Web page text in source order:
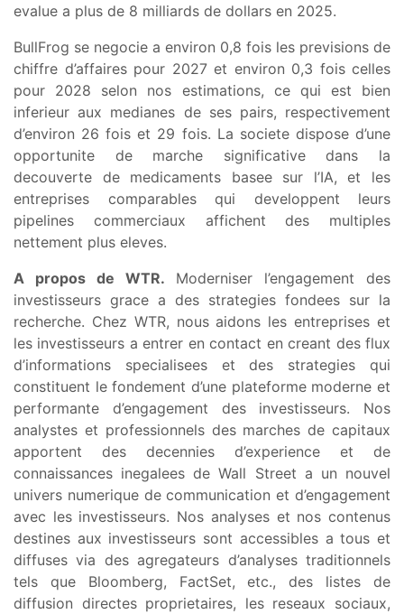
evalue a plus de 8 milliards de dollars en 2025.
BullFrog se negocie a environ 0,8 fois les previsions de
chiffre d’affaires pour 2027 et environ 0,3 fois celles
pour 2028 selon nos estimations, ce qui est bien
inferieur aux medianes de ses pairs, respectivement
d’environ 26 fois et 29 fois. La societe dispose d’une
opportunite de marche significative dans la
decouverte de medicaments basee sur l’IA, et les
entreprises comparables qui developpent leurs
pipelines commerciaux affichent des multiples
nettement plus eleves.
A propos de WTR. Moderniser l’engagement des
investisseurs grace a des strategies fondees sur la
recherche. Chez WTR, nous aidons les entreprises et
les investisseurs a entrer en contact en creant des flux
d’informations specialisees et des strategies qui
constituent le fondement d’une plateforme moderne et
performante d’engagement des investisseurs. Nos
analystes et professionnels des marches de capitaux
apportent des decennies d’experience et de
connaissances inegalees de Wall Street a un nouvel
univers numerique de communication et d’engagement
avec les investisseurs. Nos analyses et nos contenus
destines aux investisseurs sont accessibles a tous et
diffuses via des agregateurs d’analyses traditionnels
tels que Bloomberg, FactSet, etc., des listes de
diffusion directes proprietaires, les reseaux sociaux,